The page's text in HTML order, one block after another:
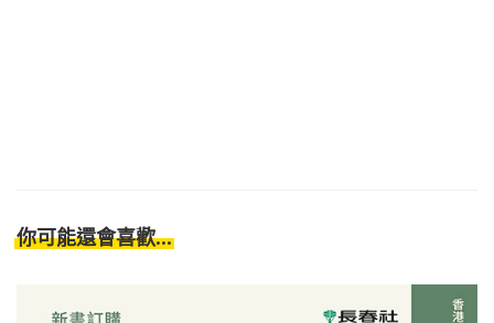
你可能還會喜歡...